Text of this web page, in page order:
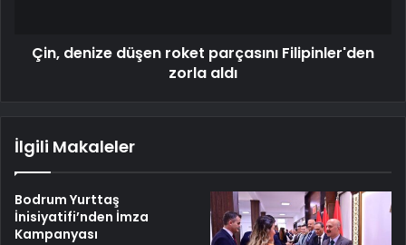
Çin, denize düşen roket parçasını Filipinler'den
zorla aldı
İlgili Makaleler
Bodrum Yurttaş
İnisiyatifi’nden İmza
Kampanyası